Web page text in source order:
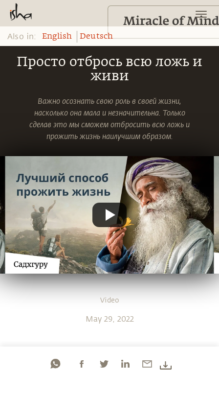
Also in: English Deutsch
Просто отбрось всю ложь и
живи
Важно осознать свою роль в своей жизни,
насколько она мала и незначительна. Только
сделав это мы сможем отбросить всю ложь и
прожить жизнь наилучшим образом.
Video
May 29, 2022